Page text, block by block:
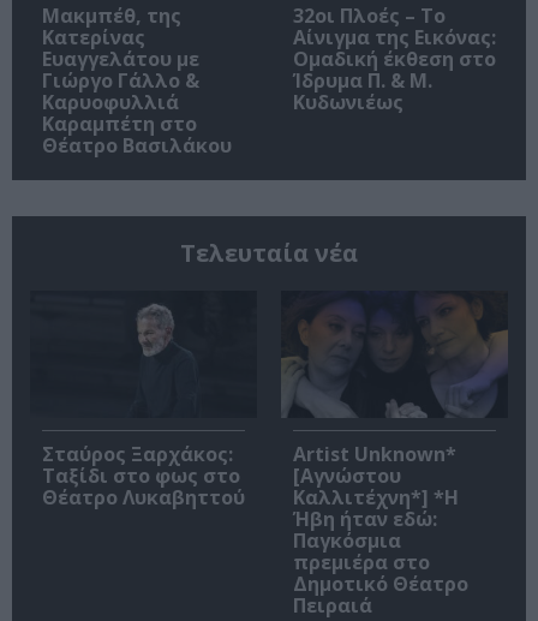
Μακμπέθ, της
Κατερίνας
Ευαγγελάτου με
Γιώργο Γάλλο &
Καρυοφυλλιά
Καραμπέτη στο
Θέατρο Βασιλάκου
32οι Πλοές – Το
Αίνιγμα της Εικόνας:
Ομαδική έκθεση στο
Ίδρυμα Π. & Μ.
Κυδωνιέως
Τελευταία νέα
Σταύρος Ξαρχάκος:
Ταξίδι στο φως στο
Θέατρο Λυκαβηττού
Artist Unknown*
[Αγνώστου
Καλλιτέχνη*] *Η
Ήβη ήταν εδώ:
Παγκόσμια
πρεμιέρα στο
Δημοτικό Θέατρο
Πειραιά